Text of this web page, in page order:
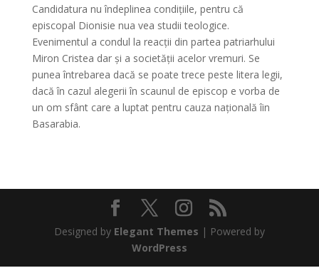
Candidatura nu îndeplinea condițiile, pentru că
episcopal Dionisie nua vea studii teologice.
Evenimentul a condul la reacții din partea patriarhului
Miron Cristea dar și a societății acelor vremuri. Se
punea întrebarea dacă se poate trece peste litera legii,
dacă în cazul alegerii în scaunul de episcop e vorba de
un om sfânt care a luptat pentru cauza națională îin
Basarabia.
Designed by Elegant Themes | Powered by
WordPress